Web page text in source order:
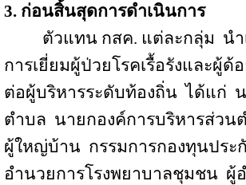
3. ก่อนสิ้นสุดการดำเนินการ
ตัวแทน กสค. แต่ละกลุ่ม น
การเยี่ยมผู้ป่วยโรคเรื้อรังและผู้ด้
ต่อผู้บริหารระดับท้องถิ่น ได้แก่
ตำบล นายกองค์การบริหารส่วน
ผู้ใหญ่บ้าน กรรมการกองทุนปร
อำนวยการโรงพยาบาลชุมชน ผู้